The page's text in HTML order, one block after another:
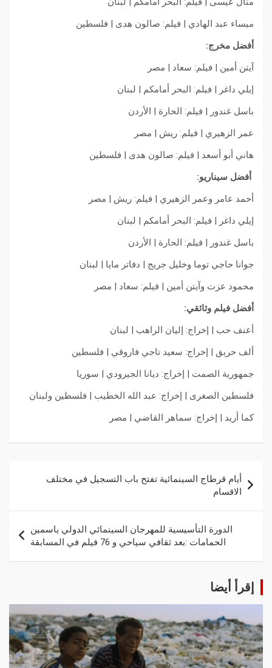
ميساء عبد الهادي | فيلم: صالون هدى | فلسطين
أفضل مخرج:
آيتن أمين | فيلم: سعاد | مصر
إيلي داغر | فيلم: البحر أمامكم | لبنان
باسل غندور | فيلم: الحارة | الأردن
عمر الزهيري | فيلم: ريش | مصر
هاني أبو أسعد | فيلم: صالون هدى | فلسطين
أفضل سيناريو:
أحمد عامر وعمر الزهيري | فيلم: ريش | مصر
إيلي داغر | فيلم: البحر أمامكم | لبنان
باسل غندور | فيلم: الحارة | الأردن
جوانا حاجي توما وخليل جريج | دفاتر مايا | لبنان
محمود عزت وآيتن أمين | فيلم: سعاد | مصر
أفضل فيلم وثائقي:
أعنف حب | إخراج: إليان الراهب | لبنان
ألف حريق | إخراج: سعيد تاجي فاروقي | فلسطين
جمهورية الصمت | إخراج: ديانا الجيرودي | سوريا
فلسطين الصغرى | إخراج: عبد الله الخطيب | فلسطين ولبنان
كما أريد | إخراج: سماهر القاضي | مصر
أيام قرطاج السينمائية تفتح باب التسجيل في مختلف
الاقسام
الدورة التأسيسية للمهرجان السينمائي الدولي ياسمين
الحمامات :بعد ثقافي سياحي و 76 فيلم في المسابقة
إقرأ أيضا